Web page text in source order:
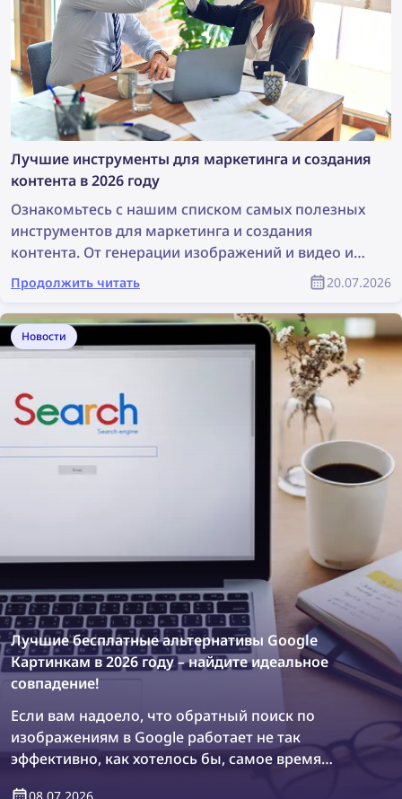
Лучшие инструменты для маркетинга и создания
контента в 2026 году
Ознакомьтесь с нашим списком самых полезных
инструментов для маркетинга и создания
контента. От генерации изображений и видео и
дизайна до поиска контента и защиты авторских
прав — эти инструменты могут значительно
облегчить работу любой маркетинговой
команды. В этой статье представлен полный
список лучших инструментов для маркетологов и
Продолжить читать 20.07.2026
Новости
Лучшие бесплатные альтернативы Google
Картинкам в 2026 году – найдите идеальное
совпадение!
Если вам надоело, что обратный поиск по
изображениям в Google работает не так
эффективно, как хотелось бы, самое время